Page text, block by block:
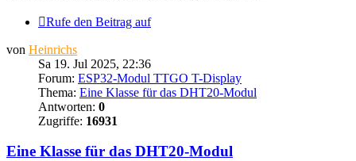
Rufe den Beitrag auf
von Heinrichs
Sa 19. Jul 2025, 22:36
Forum: ESP32-Modul TTGO T-Display
Thema: Eine Klasse für das DHT20-Modul
Antworten: 0
Zugriffe: 16931
Eine Klasse für das DHT20-Modul